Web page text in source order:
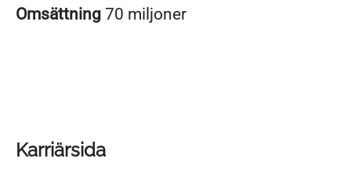
Omsättning 70 miljoner
Karriärsida